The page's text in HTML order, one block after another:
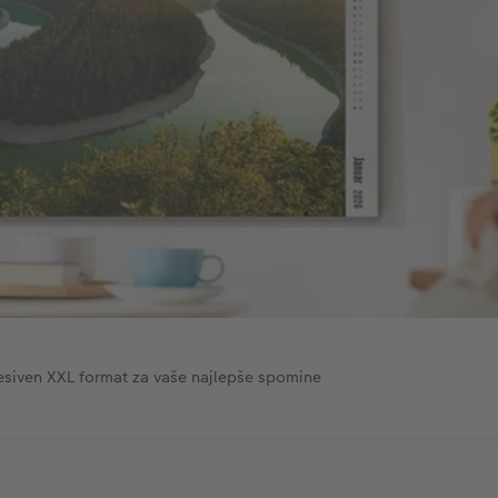
XXL format za vaše najlepše spomine